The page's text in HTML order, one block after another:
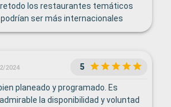
los restaurantes temáticos
ser más internacionales
2024 5
planeado y programado. Es
la disponibilidad y voluntad